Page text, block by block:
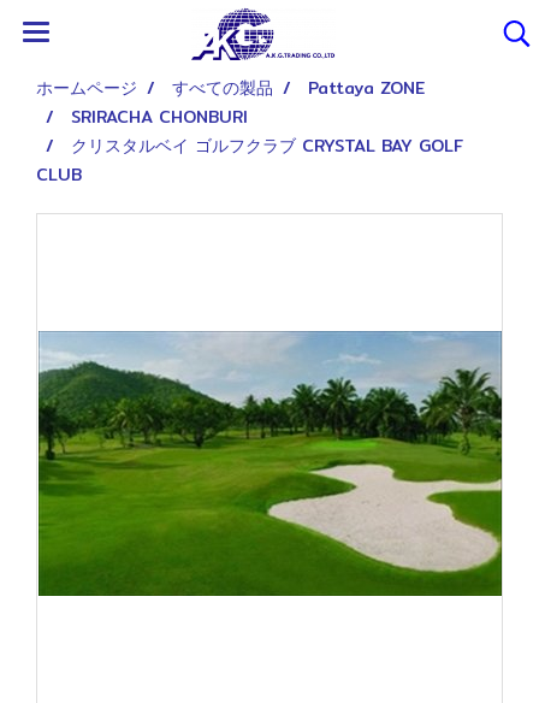
ホームページ すべての製品
Pattaya ZONE
SRIRACHA CHONBURI
クリスタルベイ ゴルフクラブ CRYSTAL BAY GOLF
CLUB